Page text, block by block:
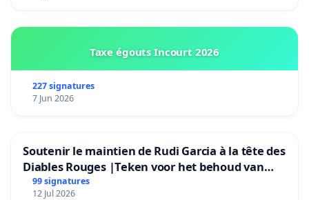
Taxe égouts Incourt 2026
227 signatures
7 Jun 2026
Soutenir le maintien de Rudi Garcia à la tête des
Diables Rouges |Teken voor het behoud van
Rudi Garcia als bondscoach
99 signatures
12 Jul 2026